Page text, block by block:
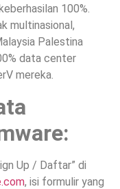
100%.
multinasional,
Palestina
data center
mereka.
Up / Daftar” di
, isi formulir yang